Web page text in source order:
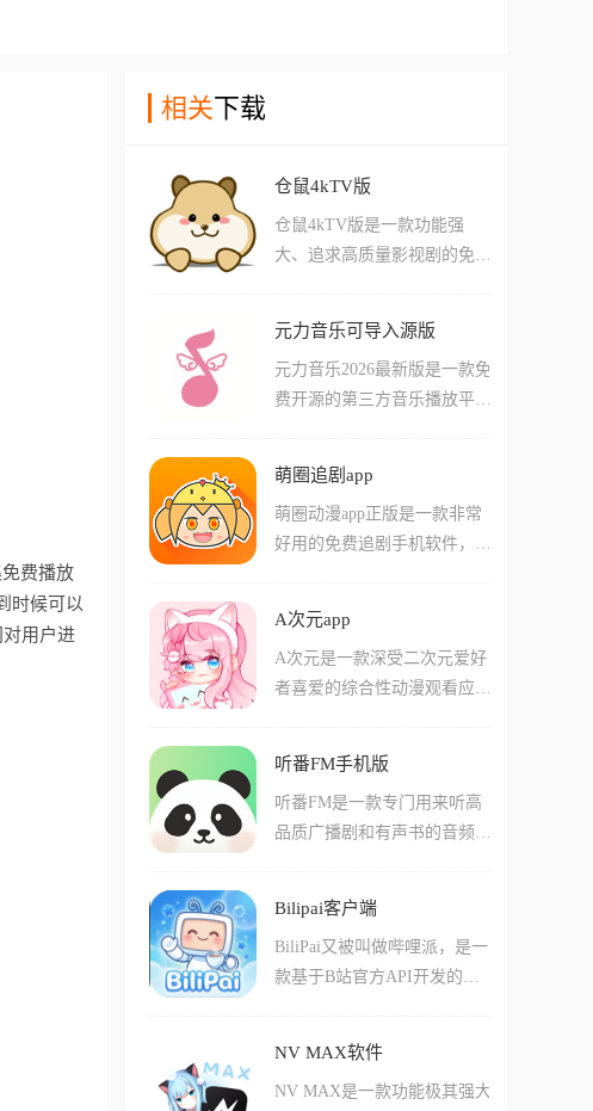
费播放
时候可以
用户进
相关下载
仓鼠4kTV版
仓鼠4kTV版是一款功能强
大、追求高质量影视剧的免费
彩真实自然，媲美影院级效
果，软件里面涵盖电影、电视
剧、动漫、综艺等各类内容，
容，追看无压力，所有影视资
看，完全不用花钱以及会员，
全程没有任何广告植入，点击
元力音乐可导入源版
元力音乐2026最新版是一款免
费开源的第三方音乐播放平
网易云音乐、酷狗音乐等播放
源，你可以在通过这款软件直
接收听全部音乐台的资源内
面、歌词等内容，曲库覆盖全
谣等风格应有尽有，甚至能轻
松获取各大平台的VIP专属曲
萌圈追剧app
萌圈动漫app正版是一款非常
好用的免费追剧手机软件，软
各大类型的动漫为主，但是也
有电影、电视剧等资源，无论
是日漫、国漫还是美漫，在这
件的页面设计简单、分类清
欢的类型，也能直接快速进行
精确搜索，各大榜单不定时更
A次元app
A次元是一款深受二次元爱好
者喜爱的综合性动漫观看应
多种类型。软件界面采用萌趣
二次元风格设计，搭配弹幕互
动和绘画比赛等特色功能，为
持离线下载功能，让用户随时
担心网络问题。完全免费使
用，无需登录注册即可观看所
追番。无论是追番党、漫画控
听番FM手机版
听番FM是一款专门用来听高
品质广播剧和有声书的音频播
动就要买钻石开会员，而听番
FM不仅汇聚了海量的耽美、
双男主、言情、悬疑等精品资
费，只要你有耳朵，这里就能
Bilipai客户端
BiliPai又被叫做哔哩派，是一
款基于B站官方API开发的第
越做越重，开屏广告让人眼花
缭乱，BiliPai的出现就是为了
NV MAX软件
NV MAX是一款功能极其强大